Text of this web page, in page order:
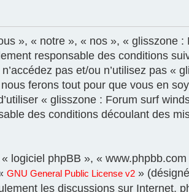
», « notre », « nos », « glisszone :
responsable des conditions
pas et/ou n’utilisez pas «
ferons tout pour que vous en
« glisszone : Forum surf
des conditions découlant des
logiciel phpBB », «
GNU General Public License v2 »
les discussions sur Internet.